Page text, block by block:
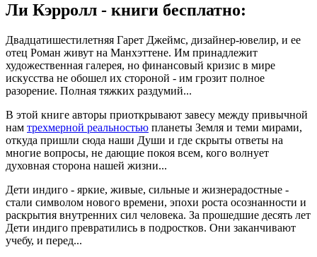
Ли Кэрролл - книги бесплатно:
Двадцатишестилетняя Гарет Джеймс, дизайнер-ювелир, и ее
отец Роман живут на Манхэттене. Им принадлежит
художественная галерея, но финансовый кризис в мире
искусства не обошел их стороной - им грозит полное
разорение. Полная тяжких раздумий...
В этой книге авторы приоткрывают завесу между привычной
нам трехмерной реальностью планеты Земля и теми мирами,
откуда пришли сюда наши Души и где скрыты ответы на
многие вопросы, не дающие покоя всем, кого волнует
духовная сторона нашей жизни...
Дети индиго - яркие, живые, сильные и жизнерадостные -
стали символом нового времени, эпохи роста осознанности и
раскрытия внутренних сил человека. За прошедшие десять лет
Дети индиго превратились в подростков. Они заканчивают
учебу, и перед...